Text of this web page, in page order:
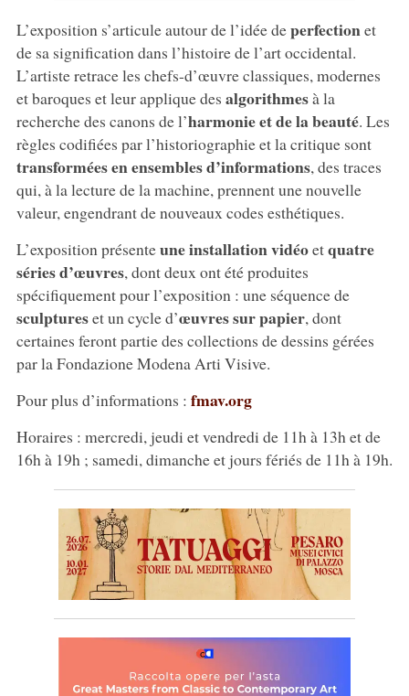
L’exposition s’articule autour de l’idée deperfectionet
de sa signification dans l’histoire de l’art occidental.
L’artiste retrace les chefs-d’œuvre classiques, modernes
et baroques et leur applique des algorithmesà la
recherche des canons de l’harmonie et de la beauté. Les
règles codifiées par l’historiographie et la critique sont
transformées en ensembles d’informations, des traces
qui, à la lecture de la machine, prennent une nouvelle
valeur, engendrant de nouveaux codes esthétiques.
L’exposition présenteune installation vidéoetquatre
séries d’œuvres, dont deux ont été produites
spécifiquement pour l’exposition : une séquence de
sculptureset un cycle d’œuvres sur papier, dont
certaines feront partie des collections de dessins gérées
par la Fondazione Modena Arti Visive.
Pour plus d’informations : fmav.org
Horaires : mercredi, jeudi et vendredi de 11h à 13h et de
16h à 19h ; samedi, dimanche et jours fériés de 11h à 19h.